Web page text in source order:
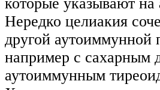
Нередко целиакия
другой аутоиммунной
например с сахарным
аутоиммунным